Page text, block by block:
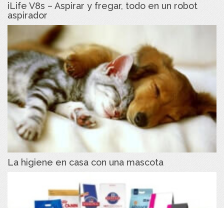
iLife V8s – Aspirar y fregar, todo en un robot
aspirador
La higiene en casa con una mascota